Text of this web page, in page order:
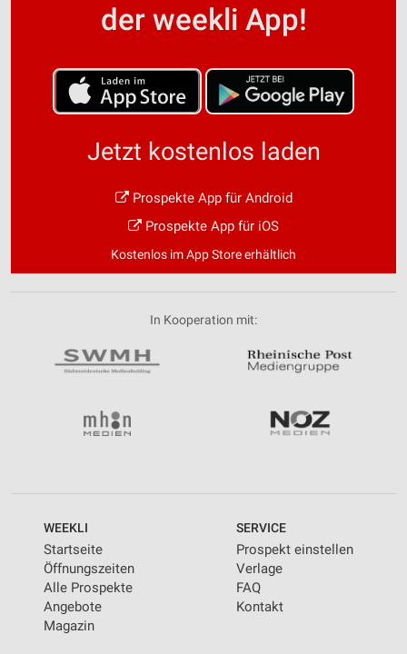
der weekli App!
Jetzt kostenlos laden
Prospekte App für Android
Prospekte App für iOS
Kostenlos im App Store erhältlich
In Kooperation mit:
WEEKLI
Startseite
Öffnungszeiten
Alle Prospekte
Angebote
Magazin
SERVICE
Prospekt einstellen
Verlage
FAQ
Kontakt